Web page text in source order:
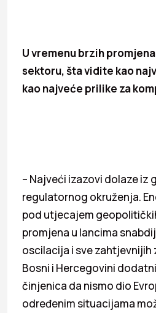
U vremenu brzih
sektoru, šta vidite kao
kao najveće prilike za
– Najveći izazovi dolaze iz
regulatornog okruženja.
pod utjecajem
promjena u lancima
oscilacija i sve zahtjevnijih
Bosni i Hercegovini
činjenica da nismo dio
određenim situacijama